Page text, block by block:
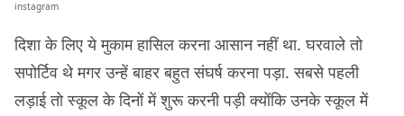
instagram
दिशा के लिए ये मुकाम हासिल करना आसान नहीं था. घरवाले तो
सपोर्टिव थे मगर उन्हें बाहर बहुत संघर्ष करना पड़ा. सबसे पहली
लड़ाई तो स्कूल के दिनों में शुरू करनी पड़ी क्योंकि उनके स्कूल में